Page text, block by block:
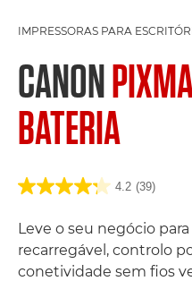
IMPRESSORAS PARA
CANON
BATERIA
4.2 (39)
Leve o seu negócio
recarregável, controlo
conetividade sem fios